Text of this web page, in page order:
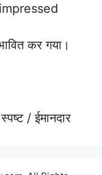
कर गया।
/ ईमानदार